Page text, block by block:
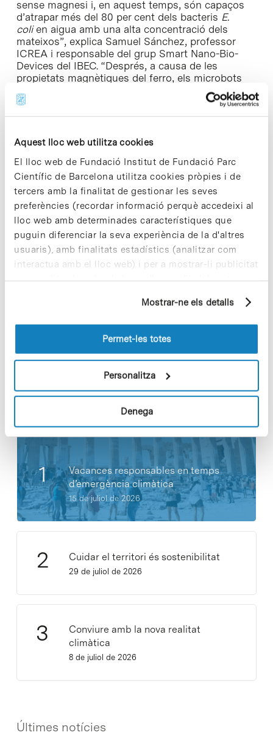
Aquest lloc web utilitza cookies
El lloc web de Fundació Institut de Fundació Parc
Científic de Barcelona utilitza cookies pròpies i de
tercers amb la finalitat de gestionar les seves
preferències (recordar informació perquè accedeixi al
lloc web amb determinades característiques que
puguin diferenciar la seva experiència de la d'altres
usuaris), amb finalitats estadístics (analitzar com
interactua amb el lloc web) i per a mostrar-li publicitat
personalitzada sobre la base d'un perfil elaborat a
pàgines visitades). Per a obtenir més informació sobre
les cookies pot consultar laPolítica de cookiesdel
Mostrar-ne els detalls
Permet-les totes
Personalitza
Denega
sense magnesi i, en aquest temps, són capaços
d’atrapar més del 80 per cent dels bacteris E.
colien aigua amb una alta concentració dels
mateixos”, explica Samuel Sánchez, professor
ICREA i responsable del grup Smart Nano-Bio-
Devices del IBEC. “Després, a causa de les
propietats magnètiques del ferro, els microbots
poden ser recollits facilmente amb un imant,
sense deixar cap residu en l’aigua”.
►Article de referència:Diana Vilela, Morgan M.
(2017). “Microbots decorated with silver
nanoparticles kill bacteria in aqueous media ”. ACS
Applied Materials &
Interfaces, 10.1021/acsami.7b03006
►Més informació en aquestenllaç [+]
Share
Notícies més vistes
Vacances responsables en temps
d’emergència climàtica
15 de juliol de 2026
Cuidar el territori és sostenibilitat
29 de juliol de 2026
Conviure amb la nova realitat
climàtica
8 de juliol de 2026
Últimes notícies